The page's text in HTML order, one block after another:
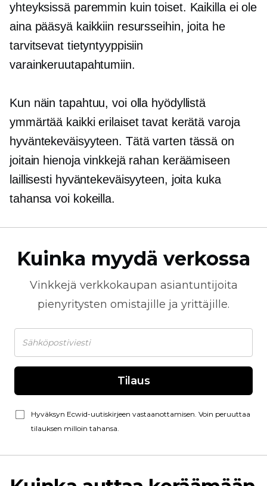
yhteyksissä paremmin kuin toiset. Kaikilla ei ole
aina pääsyä kaikkiin resursseihin, joita he
tarvitsevat tietyntyyppisiin
varainkeruutapahtumiin.
Kun näin tapahtuu, voi olla hyödyllistä
ymmärtää kaikki erilaiset tavat kerätä varoja
hyväntekeväisyyteen. Tätä varten tässä on
joitain hienoja vinkkejä rahan keräämiseen
laillisesti hyväntekeväisyyteen, joita kuka
tahansa voi kokeilla.
Kuinka myydä verkossa
Vinkkejä verkkokaupan asiantuntijoita
pienyritysten omistajille ja yrittäjille.
Tilaus
Hyväksyn Ecwid-uutiskirjeen vastaanottamisen. Voin peruuttaa
tilauksen milloin tahansa.